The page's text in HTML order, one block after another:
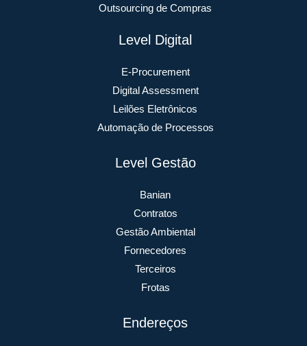
Outsourcing de Compras
Level Digital
E-Procurement
Digital Assessment
Leilões Eletrônicos
Automação de Processos
Level Gestão
Banian
Contratos
Gestão Ambiental
Fornecedores
Terceiros
Frotas
Endereços